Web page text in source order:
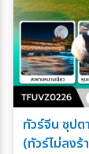
ทัวร์จีน ซุปต